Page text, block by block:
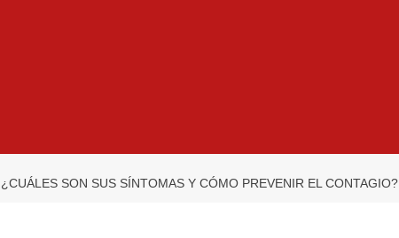
SON SUS SÍNTOMAS Y CÓMO PREVENIR EL CONTAGIO?